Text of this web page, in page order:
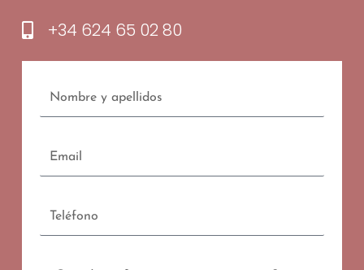
+34 624 65 02 80
apellidos